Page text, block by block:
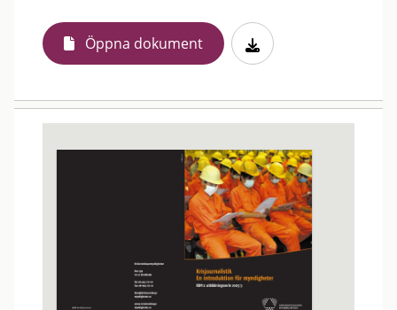
Öppna dokument